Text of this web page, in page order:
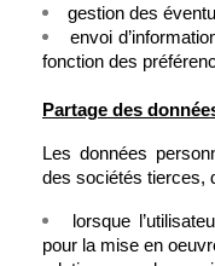
gestion des
envoi
fonction des
Partage des
Les données
des sociétés tierces,
lorsque
pour la mise en